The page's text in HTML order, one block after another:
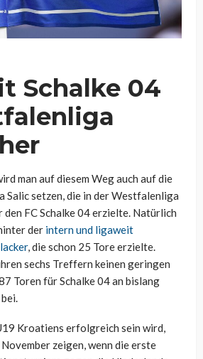
Schalke 04
man auf diesem Weg auch auf die
Salic setzen, die in der Westfalenliga
den FC Schalke 04 erzielte. Natürlich
der intern und ligaweit
, die schon 25 Tore erzielte.
sechs Treffern keinen geringen
Toren für Schalke 04 an bislang
Kroatiens erfolgreich sein wird,
zeigen, wenn die erste